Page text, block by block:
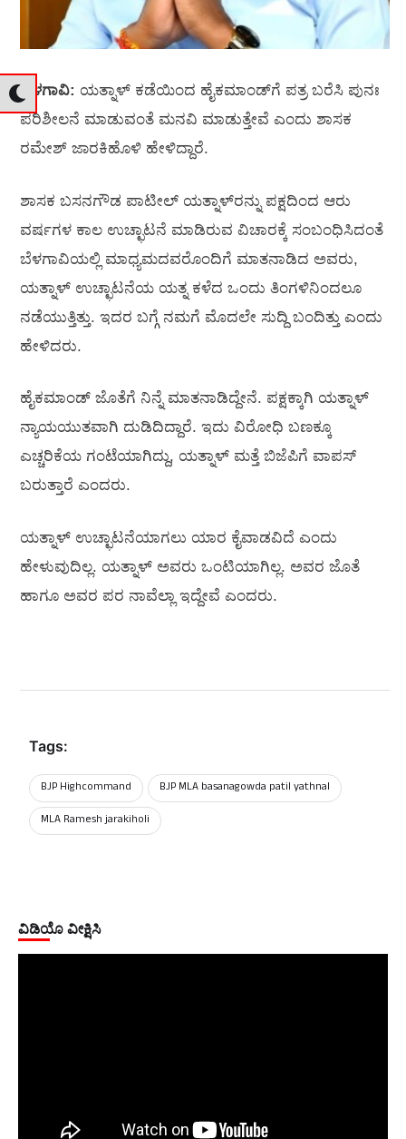
ಬೆಳಗಾವಿ: ಯತ್ನಾಳ್‌ ಕಡೆಯಿಂದ ಹೈಕಮಾಂಡ್‌ಗೆ ಪತ್ರ ಬರೆಸಿ ಪುನಃ
ಪರಿಶೀಲನೆ ಮಾಡುವಂತೆ ಮನವಿ ಮಾಡುತ್ತೇವೆ ಎಂದು ಶಾಸಕ
ರಮೇಶ್‌ ಜಾರಕಿಹೊಳಿ ಹೇಳಿದ್ದಾರೆ.
ಶಾಸಕ ಬಸನಗೌಡ ಪಾಟೀಲ್‌ ಯತ್ನಾಳ್‌ರನ್ನು ಪಕ್ಷದಿಂದ ಆರು
ವರ್ಷಗಳ ಕಾಲ ಉಚ್ಛಾಟನೆ ಮಾಡಿರುವ ವಿಚಾರಕ್ಕೆ ಸಂಬಂಧಿಸಿದಂತೆ
ಬೆಳಗಾವಿಯಲ್ಲಿ ಮಾಧ್ಯಮದವರೊಂದಿಗೆ ಮಾತನಾಡಿದ ಅವರು,
ಯತ್ನಾಳ್‌ ಉಚ್ಛಾಟನೆಯ ಯತ್ನ ಕಳೆದ ಒಂದು ತಿಂಗಳಿನಿಂದಲೂ
ನಡೆಯುತ್ತಿತ್ತು. ಇದರ ಬಗ್ಗೆ ನಮಗೆ ಮೊದಲೇ ಸುದ್ದಿ ಬಂದಿತ್ತು ಎಂದು
ಹೇಳಿದರು.
ಹೈಕಮಾಂಡ್‌ ಜೊತೆಗೆ ನಿನ್ನೆ ಮಾತನಾಡಿದ್ದೇನೆ. ಪಕ್ಷಕ್ಕಾಗಿ ಯತ್ನಾಳ್‌
ನ್ಯಾಯಯುತವಾಗಿ ದುಡಿದಿದ್ದಾರೆ. ಇದು ವಿರೋಧಿ ಬಣಕ್ಕೂ
ಎಚ್ಚರಿಕೆಯ ಗಂಟೆಯಾಗಿದ್ದು, ಯತ್ನಾಳ್‌ ಮತ್ತೆ ಬಿಜೆಪಿಗೆ ವಾಪಸ್‌
ಬರುತ್ತಾರೆ ಎಂದರು.
ಯತ್ನಾಳ್‌ ಉಚ್ಛಾಟನೆಯಾಗಲು ಯಾರ ಕೈವಾಡವಿದೆ ಎಂದು
ಹೇಳುವುದಿಲ್ಲ. ಯತ್ನಾಳ್‌ ಅವರು ಒಂಟಿಯಾಗಿಲ್ಲ. ಅವರ ಜೊತೆ
ಹಾಗೂ ಅವರ ಪರ ನಾವೆಲ್ಲಾ ಇದ್ದೇವೆ ಎಂದರು.
Tags:
BJP Highcommand
BJP MLA basanagowda patil yathnal
MLA Ramesh jarakiholi
ವಿಡಿಯೊ ವೀಕ್ಷಿಸಿ